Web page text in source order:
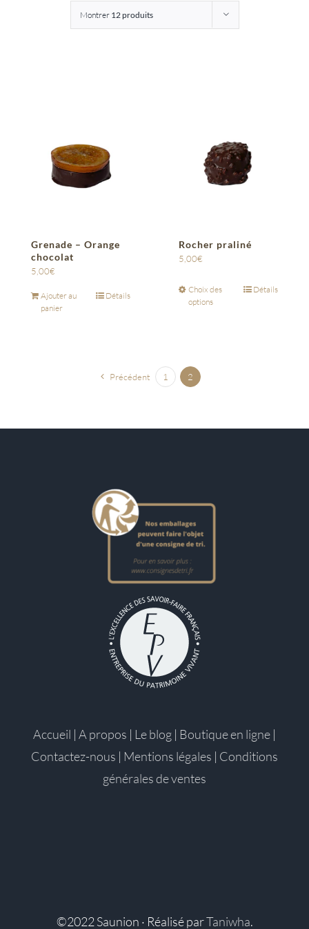
Montrer 12 produits
Grenade – Orange
chocolat
5,00€
Ajouter au
panier
Détails
Rocher praliné
5,00€
Choix des
options
Détails
Précédent 1 2
Accueil | A propos | Le blog | Boutique en ligne |
Contactez-nous | Mentions légales | Conditions
générales de ventes
©2022 Saunion · Réalisé parTaniwha.